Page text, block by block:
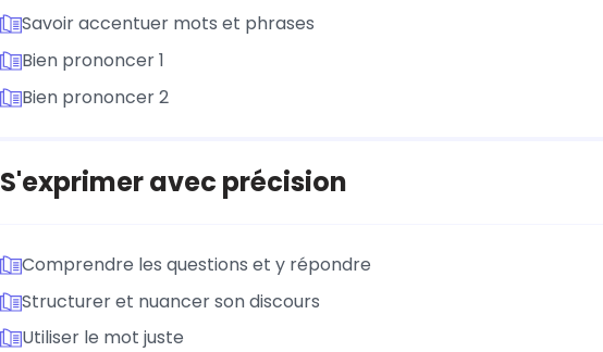
Savoir accentuer mots et phrases
Bien prononcer 1
Bien prononcer 2
S'exprimer avec précision
Comprendre les questions et y répondre
Structurer et nuancer son discours
Utiliser le mot juste